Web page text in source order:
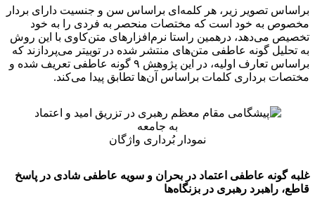
براساس تصویر زیر، هر کلمه‌ای براساس سن و جنسیت دارای بردار
مخصوص به خود است که مختصات منحصر به فردی را به خود
تخصیص می‌دهد، درهمین راستا نرم‌افزارهای متن‌کاوی با این روش
به تحلیل گونه عاطفی متن‌های منتشر شده در توییتر می‌پردازند که
براساس تعارف اولیه، در این پژوهش ۹ گونه عاطفی تعریف شده و
مختصات برداری کلمات براساس آن‌ها تطابق پیدا می‌کند.
نمودار بُرداری واژگان
غلبه گونه عاطفی اعتماد در بحران و سویه عاطفی شادی در پاسخ
قاطع، راهبرد رهبری در بزنگاه‌ها